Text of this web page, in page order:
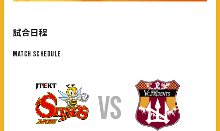
試合日程
MATCH SCHEDULE
VS